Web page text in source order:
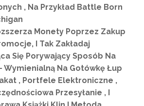
, Na Przykład Battle Born
Monety Poprzez Zakup
I Tak Zakładaj
Się Porywający Sposób Na
Wymienialną Na Gotówkę Łup
, Portfele Elektroniczne ,
Przesyłanie , I